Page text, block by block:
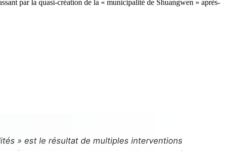
par la quasi-création de la « municipalité de Shuangwen » après-
» est le résultat de multiples interventions